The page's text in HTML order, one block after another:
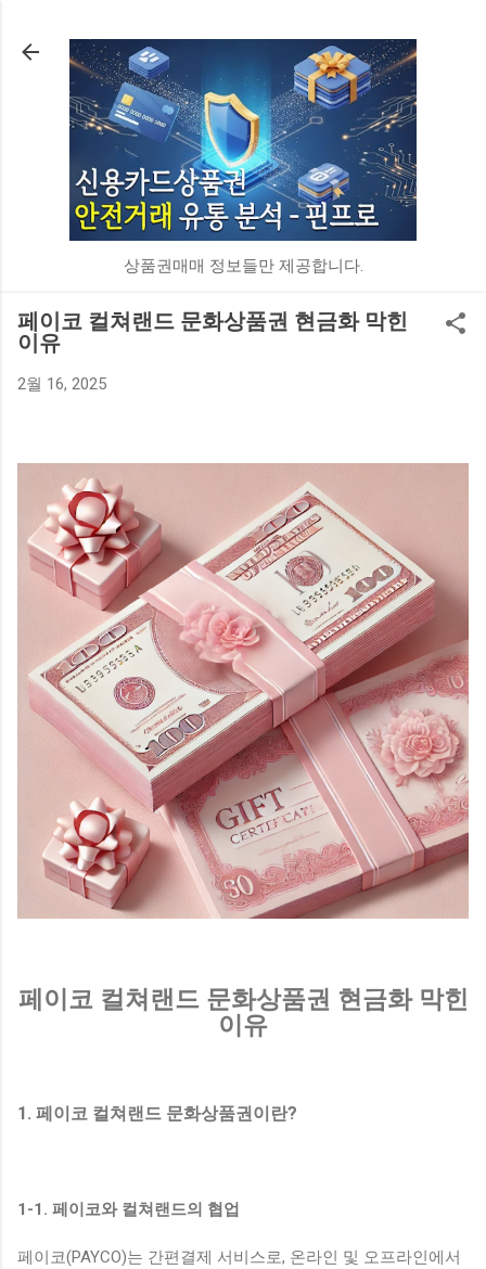
상품권매매 정보들만 제공합니다.
페이코 컬쳐랜드 문화상품권 현금화 막힌
이유
2월 16, 2025
페이코 컬쳐랜드 문화상품권 현금화 막힌
이유
1. 페이코 컬쳐랜드 문화상품권이란?
1-1. 페이코와 컬쳐랜드의 협업
페이코(PAYCO)는 간편결제 서비스로, 온라인 및 오프라인에서